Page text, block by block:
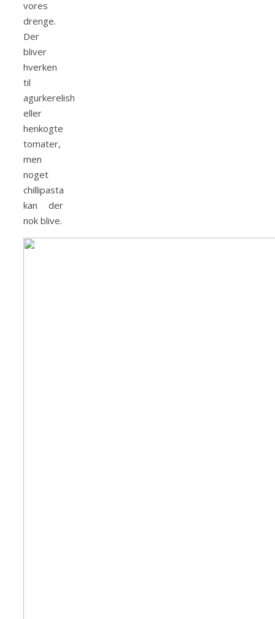
vores
drenge.
Der
bliver
hverken
til
agurkerelish
eller
henkogte
tomater,
men
noget
chillipasta
kan der
nok blive.